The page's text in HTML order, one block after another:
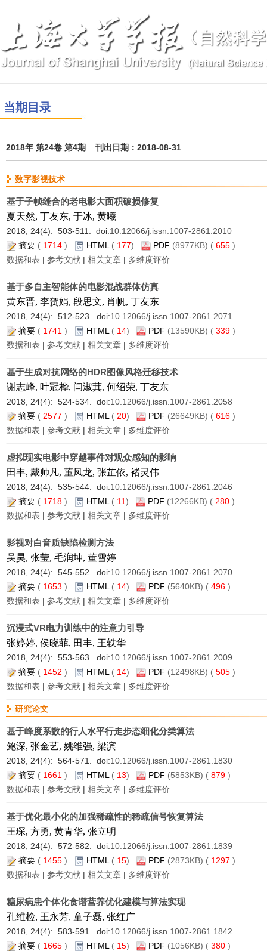
当期目录
2018年 第24卷 第4期 刊出日期：2018-08-31
数字影视技术
基于子帧缝合的老电影大面积破损修复
夏天然, 丁友东, 于冰, 黄曦
2018, 24(4): 503-511. doi:10.12066/j.issn.1007-2861.2010
摘要 ( 1714 ) HTML ( 177) PDF (8977KB) ( 655 )
数据和表 | 参考文献 | 相关文章 | 多维度评价
基于多自主智能体的电影混战群体仿真
黄东晋, 李贺娟, 段思文, 肖帆, 丁友东
2018, 24(4): 512-523. doi:10.12066/j.issn.1007-2861.2071
摘要 ( 1741 ) HTML ( 14) PDF (13590KB) ( 339 )
数据和表 | 参考文献 | 相关文章 | 多维度评价
基于生成对抗网络的HDR图像风格迁移技术
谢志峰, 叶冠桦, 闫淑萁, 何绍荣, 丁友东
2018, 24(4): 524-534. doi:10.12066/j.issn.1007-2861.2058
摘要 ( 2577 ) HTML ( 20) PDF (26649KB) ( 616 )
数据和表 | 参考文献 | 相关文章 | 多维度评价
虚拟现实电影中穿越事件对观众感知的影响
田丰, 戴帅凡, 董凤龙, 张芷依, 褚灵伟
2018, 24(4): 535-544. doi:10.12066/j.issn.1007-2861.2046
摘要 ( 1718 ) HTML ( 11) PDF (12266KB) ( 280 )
数据和表 | 参考文献 | 相关文章 | 多维度评价
影视对白音质缺陷检测方法
吴昊, 张莹, 毛润坤, 董雪婷
2018, 24(4): 545-552. doi:10.12066/j.issn.1007-2861.2070
摘要 ( 1653 ) HTML ( 14) PDF (5640KB) ( 496 )
数据和表 | 参考文献 | 相关文章 | 多维度评价
沉浸式VR电力训练中的注意力引导
张婷婷, 侯晓菲, 田丰, 王轶华
2018, 24(4): 553-563. doi:10.12066/j.issn.1007-2861.2009
摘要 ( 1452 ) HTML ( 14) PDF (12498KB) ( 505 )
数据和表 | 参考文献 | 相关文章 | 多维度评价
研究论文
基于峰度系数的行人水平行走步态细化分类算法
鲍深, 张金艺, 姚维强, 梁滨
2018, 24(4): 564-571. doi:10.12066/j.issn.1007-2861.1830
摘要 ( 1661 ) HTML ( 13) PDF (5853KB) ( 879 )
数据和表 | 参考文献 | 相关文章 | 多维度评价
基于优化最小化的加强稀疏性的稀疏信号恢复算法
王琛, 方勇, 黄青华, 张立明
2018, 24(4): 572-582. doi:10.12066/j.issn.1007-2861.1839
摘要 ( 1455 ) HTML ( 15) PDF (2873KB) ( 1297 )
数据和表 | 参考文献 | 相关文章 | 多维度评价
糖尿病患个体化食谱营养优化建模与算法实现
孔维检, 王永芳, 童子磊, 张红广
2018, 24(4): 583-591. doi:10.12066/j.issn.1007-2861.1842
摘要 ( 1665 ) HTML ( 15) PDF (1056KB) ( 380 )